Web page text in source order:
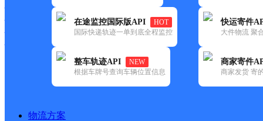
在途监控国际版API
HOT
国际快递轨迹一单到底全程监控
整车轨迹API
NEW
根据车牌号查询车辆位置信息
快运寄件
大件物流 聚
商家寄件
商家发货 寄
物流方案
网点筛选